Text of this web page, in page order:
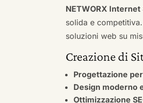
NETWORX
solida e
soluzioni web su
Creazione di
Progettazione
Design moderno
Ottimizzazione